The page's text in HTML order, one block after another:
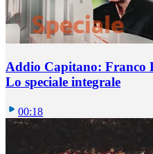
Addio Capitano: Franco
Lo speciale integrale
00:18